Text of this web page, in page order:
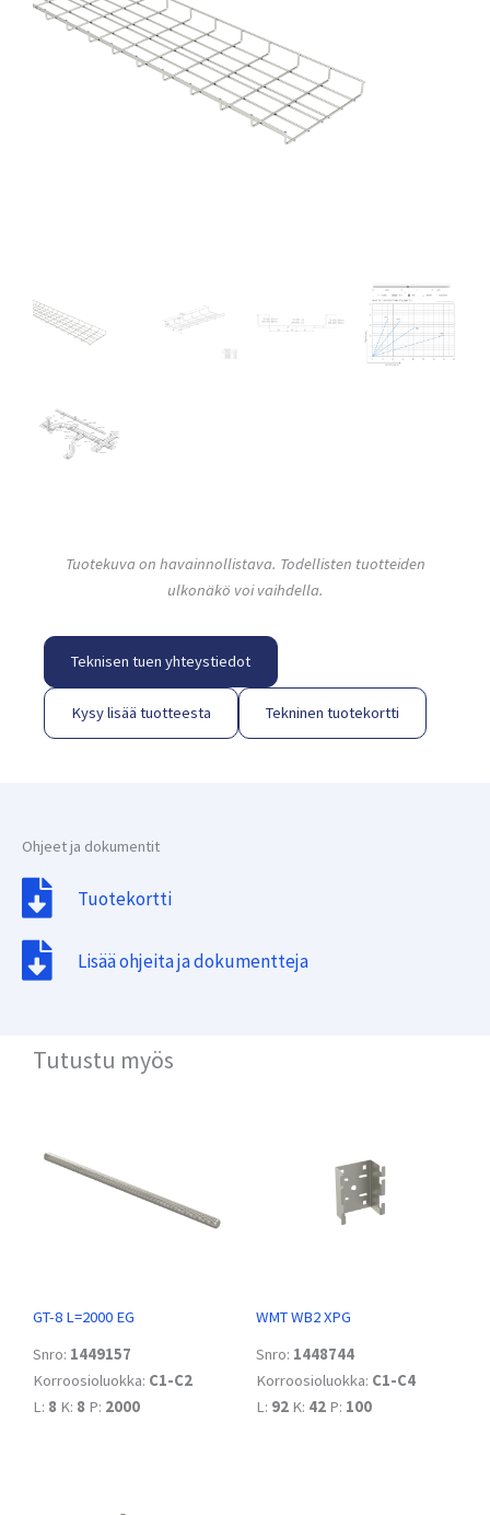
Tuotekuva on havainnollistava. Todellisten tuotteiden
ulkonäkö voi vaihdella.
Teknisen tuen yhteystiedot
Kysy lisää tuotteesta Tekninen tuotekortti
Ohjeet ja dokumentit
Tuotekortti
Lisää ohjeita ja dokumentteja
Tutustu myös
GT-8 L=2000 EG
Snro: 1449157
Korroosioluokka: C1-C2
L: 8 K: 8 P: 2000
WMT WB2 XPG
Snro: 1448744
Korroosioluokka: C1-C4
L: 92 K: 42 P: 100